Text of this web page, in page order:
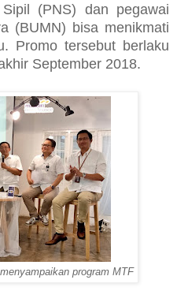
(PNS) dan pegawai
(BUMN) bisa menikmati
Promo tersebut berlaku
September 2018.
program MTF